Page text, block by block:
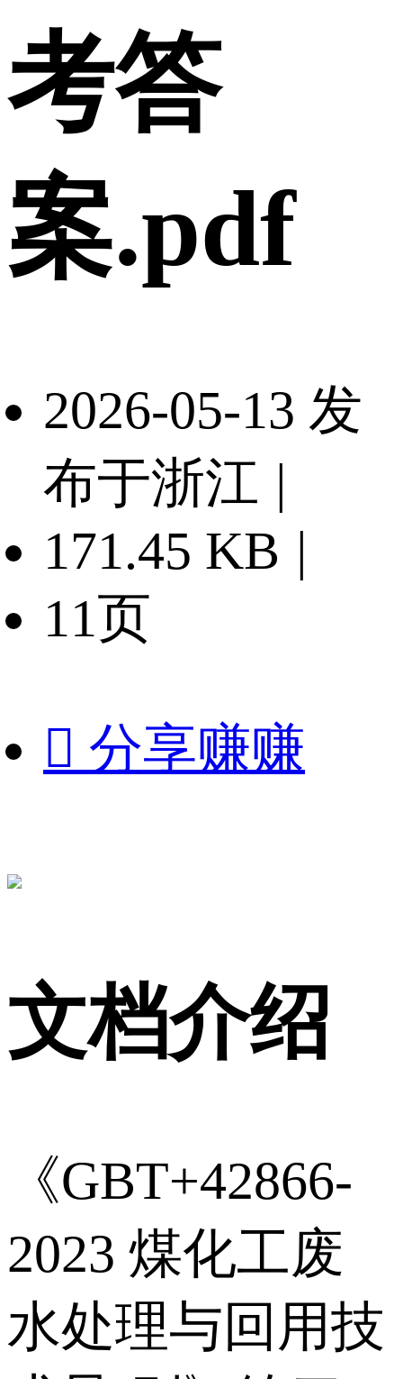
考答
案.pdf
2026-05-13 发
布于浙江 |
171.45 KB |
11页
 分享赚赚
文档介绍
《GBT+42866-
2023 煤化工废
水处理与回用技